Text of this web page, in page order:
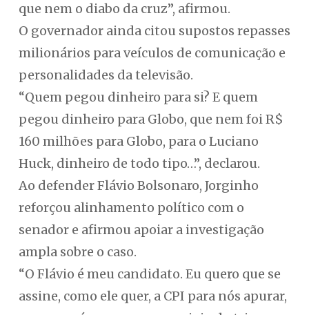
que nem o diabo da cruz”, afirmou.
O governador ainda citou supostos repasses
milionários para veículos de comunicação e
personalidades da televisão.
“Quem pegou dinheiro para si? E quem
pegou dinheiro para Globo, que nem foi R$
160 milhões para Globo, para o Luciano
Huck, dinheiro de todo tipo…”, declarou.
Ao defender Flávio Bolsonaro, Jorginho
reforçou alinhamento político com o
senador e afirmou apoiar a investigação
ampla sobre o caso.
“O Flávio é meu candidato. Eu quero que se
assine, como ele quer, a CPI para nós apurar,